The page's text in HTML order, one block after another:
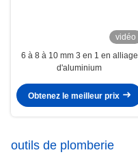
vidéo
6 à 8 à 10 mm 3 en 1 en alliage
d'aluminium
Obtenez le meilleur prix
outils de plomberie